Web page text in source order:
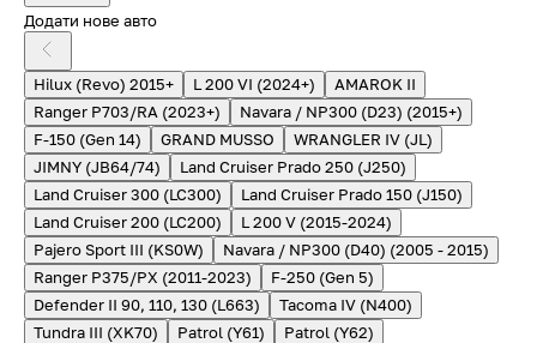
Додати нове авто
Hilux (Revo) 2015+ L 200 VI (2024+)
AMAROK II
Ranger P703/RA (2023+)
Navara / NP300 (D23) (2015+)
F-150 (Gen 14)
GRAND MUSSO
WRANGLER IV (JL)
JIMNY (JB64/74)
Land Cruiser Prado 250 (J250)
Land Cruiser 300 (LC300)
Land Cruiser Prado 150 (J150)
Land Cruiser 200 (LC200)
L 200 V (2015-2024)
Pajero Sport III (KS0W)
Navara / NP300 (D40) (2005 - 2015)
Ranger P375/PX (2011-2023)
F-250 (Gen 5)
Defender II 90, 110, 130 (L663)
Tacoma IV (N400)
Tundra III (XK70)
Patrol (Y61)
Patrol (Y62)